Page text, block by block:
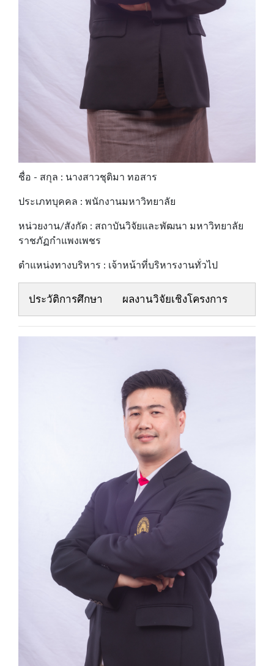
ชื่อ - สกุล : นางสาวชุติมา ทอสาร
ประเภทบุคคล : พนักงานมหาวิทยาลัย
หน่วยงาน/สังกัด : สถาบันวิจัยและพัฒนา มหาวิทยาลัย
ราชภัฏกำแพงเพชร
ตำแหน่งทางบริหาร : เจ้าหน้าที่บริหารงานทั่วไป
ประวัติการศึกษา ผลงานวิจัยเชิงโครงการ